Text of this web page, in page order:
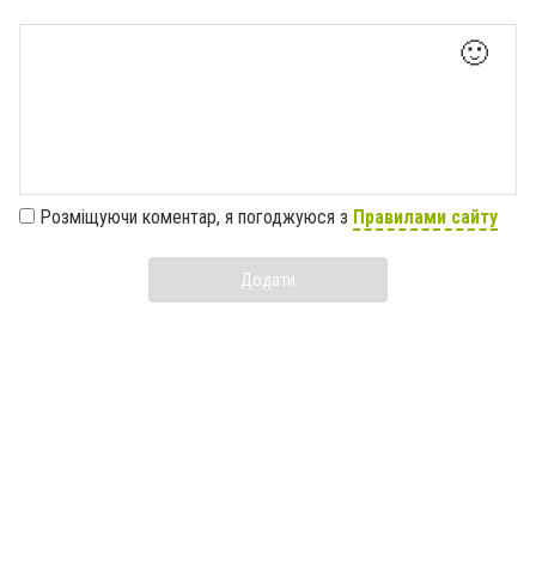
🙂
Розміщуючи коментар, я погоджуюся з Правилами сайту
Додати